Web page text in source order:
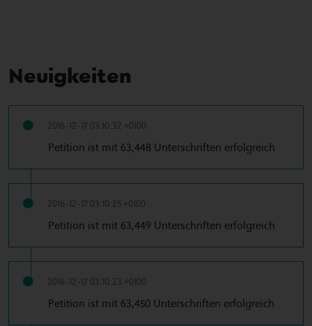
Neuigkeiten
2016-12-17 03:10:32 +0100
Petition ist mit 63,448 Unterschriften erfolgreich
2016-12-17 03:10:25 +0100
Petition ist mit 63,449 Unterschriften erfolgreich
2016-12-17 03:10:23 +0100
Petition ist mit 63,450 Unterschriften erfolgreich